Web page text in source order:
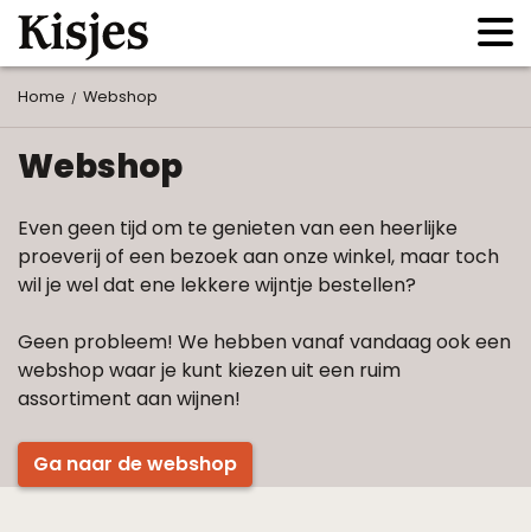
Home Webshop
Webshop
Even geen tijd om te genieten van een heerlijke
proeverij of een bezoek aan onze winkel, maar toch
wil je wel dat ene lekkere wijntje bestellen?
Geen probleem! We hebben vanaf vandaag ook een
webshop waar je kunt kiezen uit een ruim
assortiment aan wijnen!
Ga naar de webshop